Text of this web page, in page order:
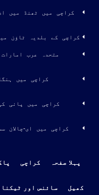
کراچی کے بلدیہ ٹاؤن
متحدہ عرب
کراچی میں
کراچی میں پانی
کراچی میں ای-چالان
پہلا صفحہ کراچی
کھیل سائنس اور